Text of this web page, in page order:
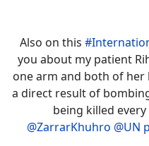
Also on this
you about my patient
one arm and both of her
a direct result of
being killed
@ZarrarKhuhro @UN